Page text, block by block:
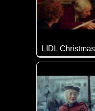
Weihnachten